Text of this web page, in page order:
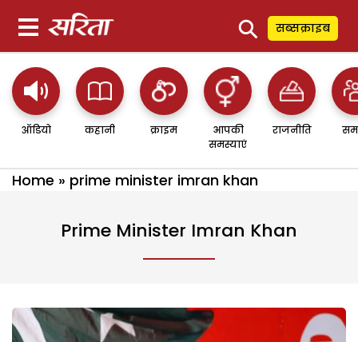
⚲ सब्सक्राइब
ऑडियो कहानी क्राइम
आपकी
समस्याएं
राजनीति
Home » prime minister imran khan
Prime Minister Imran Khan